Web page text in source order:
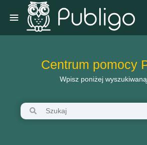
Centrum pomocy
Wpisz poniżej